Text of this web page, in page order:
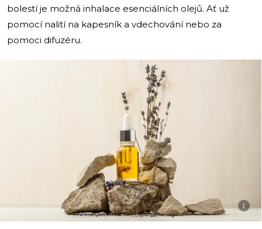
bolestí je možná inhalace esenciálních olejů. Ať už
pomocí nalití na kapesník a vdechování nebo za
pomoci difuzéru.
i